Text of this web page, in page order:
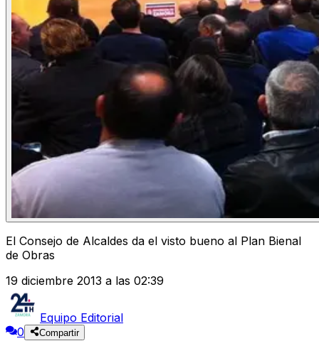
El Consejo de Alcaldes da el visto bueno al Plan Bienal
de Obras
19 diciembre 2013 a las 02:39
Equipo Editorial
0
Compartir